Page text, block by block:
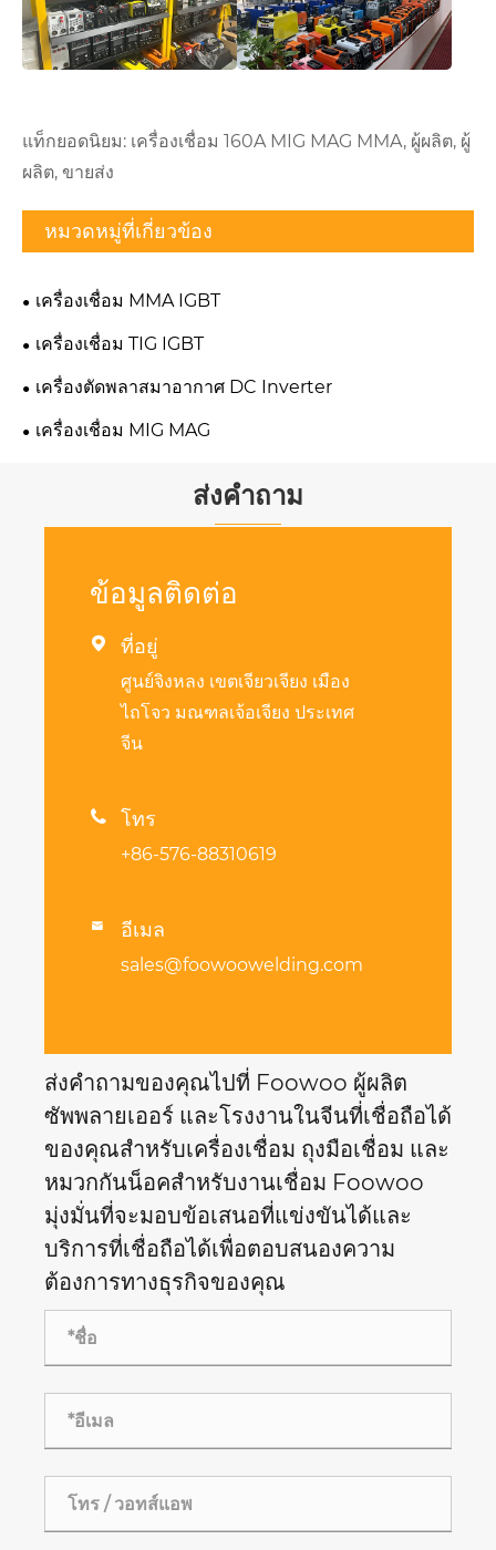
แท็กยอดนิยม: เครื่องเชื่อม 160A MIG MAG MMA, ผู้ผลิต, ผู้
ผลิต, ขายส่ง
หมวดหมู่ที่เกี่ยวข้อง
เครื่องเชื่อม MMA IGBT
เครื่องเชื่อม TIG IGBT
เครื่องตัดพลาสมาอากาศ DC Inverter
เครื่องเชื่อม MIG MAG
ส่งคำถาม
ข้อมูลติดต่อ
 ที่อยู่
ศูนย์จิงหลง เขตเจียวเจียง เมือง
ไถโจว มณฑลเจ้อเจียง ประเทศ
จีน
 โทร
+86-576-88310619
 อีเมล
sales@foowoowelding.com
ส่งคำถามของคุณไปที่ Foowoo ผู้ผลิต
ซัพพลายเออร์ และโรงงานในจีนที่เชื่อถือได้
ของคุณสำหรับเครื่องเชื่อม ถุงมือเชื่อม และ
หมวกกันน็อคสำหรับงานเชื่อม Foowoo
มุ่งมั่นที่จะมอบข้อเสนอที่แข่งขันได้และ
บริการที่เชื่อถือได้เพื่อตอบสนองความ
ต้องการทางธุรกิจของคุณ